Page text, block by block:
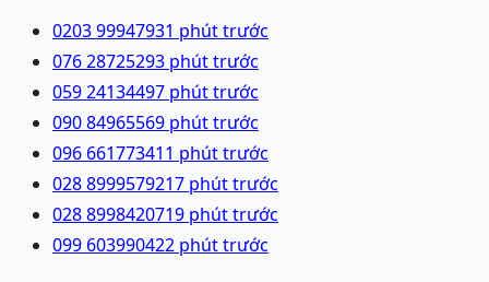
0203 99947931 phút trước
076 28725293 phút trước
059 24134497 phút trước
090 84965569 phút trước
096 661773411 phút trước
028 8999579217 phút trước
028 8998420719 phút trước
099 603990422 phút trước